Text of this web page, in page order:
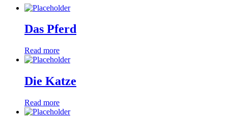
Das Pferd
Read more
Die Katze
Read more